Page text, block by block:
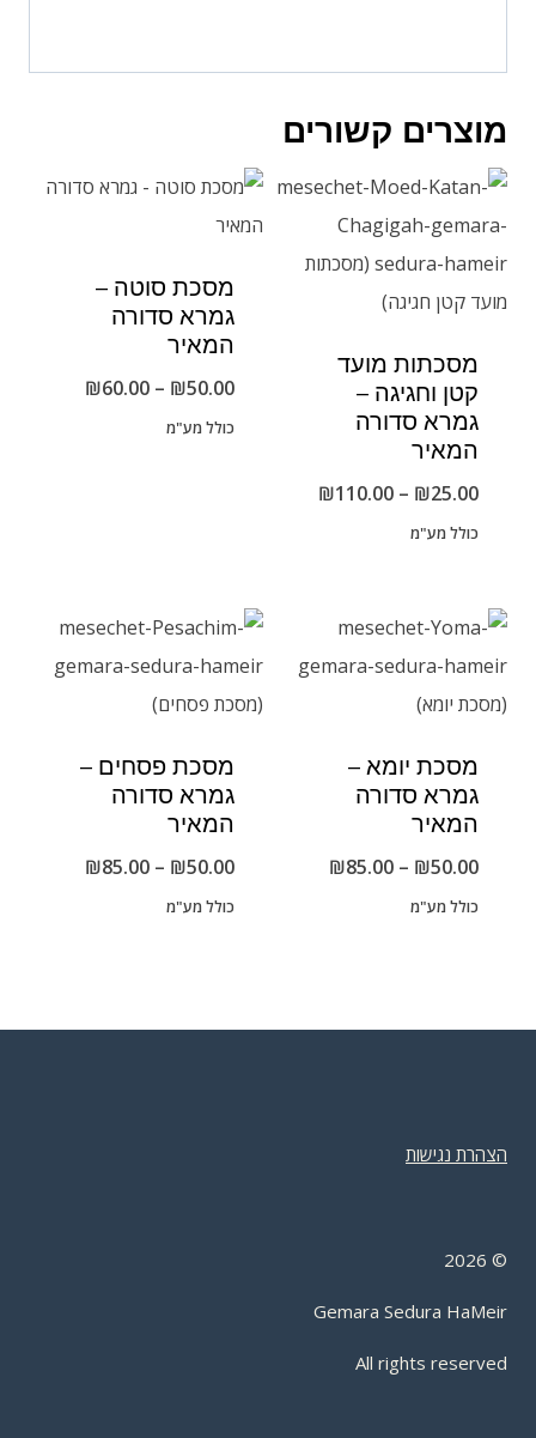
מוצרים קשורים
מסכתות מועד
קטן וחגיגה –
גמרא סדורה
המאיר
₪25.00
–
₪110.00
כולל מע"מ
מסכת סוטה –
גמרא סדורה
המאיר
₪50.00
–
₪60.00
כולל מע"מ
מסכת יומא –
גמרא סדורה
המאיר
₪50.00
–
₪85.00
כולל מע"מ
מסכת פסחים –
גמרא סדורה
המאיר
₪50.00
–
₪85.00
כולל מע"מ
הצהרת נגישות
©
2026
Gemara Sedura HaMeir
All rights reserved